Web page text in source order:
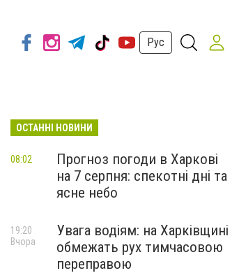
Рус
ОСТАННІ НОВИНИ
Прогноз погоди в Харкові
на 7 серпня: спекотні дні та
ясне небо
08:02
Увага водіям: на Харківщині
обмежать рух тимчасовою
переправою
19:20
Вчора